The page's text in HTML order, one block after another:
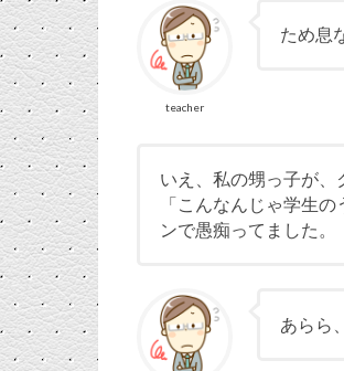
teacher
ため息
いえ、私の甥っ子が、
「こんなんじゃ学生
ンで愚痴ってました。
あらら